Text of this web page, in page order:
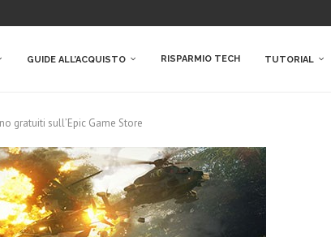
GUIDE ALL’ACQUISTO RISPARMIO TECH TUTORIAL
gratuiti sull’Epic Game Store